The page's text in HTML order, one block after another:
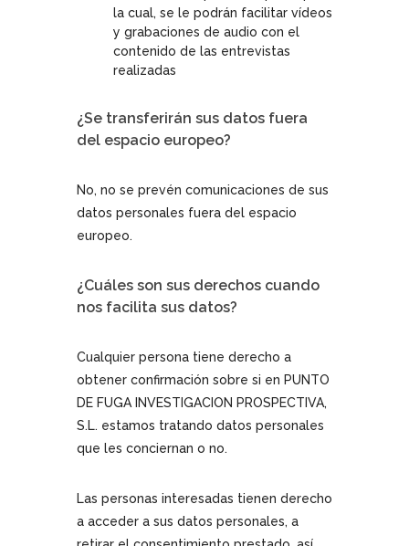
la cual, se le podrán facilitar vídeos
y grabaciones de audio con el
contenido de las entrevistas
realizadas
¿Se transferirán sus datos fuera
del espacio europeo?
No, no se prevén comunicaciones de sus
datos personales fuera del espacio
europeo.
¿Cuáles son sus derechos cuando
nos facilita sus datos?
Cualquier persona tiene derecho a
obtener confirmación sobre si en PUNTO
DE FUGA INVESTIGACION PROSPECTIVA,
S.L. estamos tratando datos personales
que les conciernan o no.
Las personas interesadas tienen derecho
a acceder a sus datos personales, a